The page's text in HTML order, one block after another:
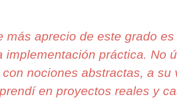
más aprecio de este grado
implementación práctica. No
nociones abstractas, a su
en proyectos reales y